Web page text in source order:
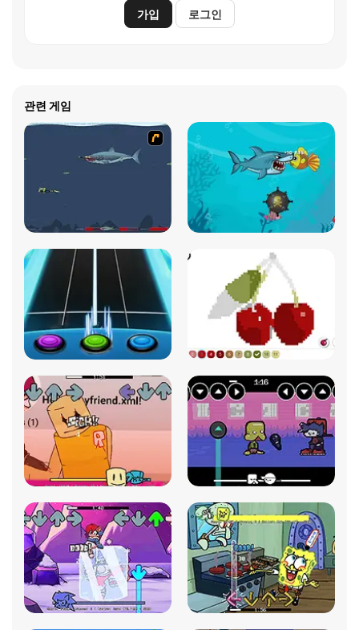
가입 로그인
관련 게임